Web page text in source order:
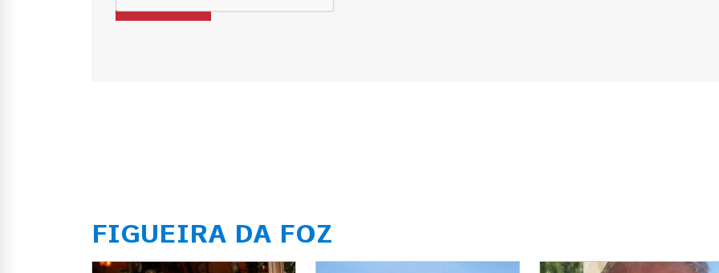
FIGUEIRA DA FOZ